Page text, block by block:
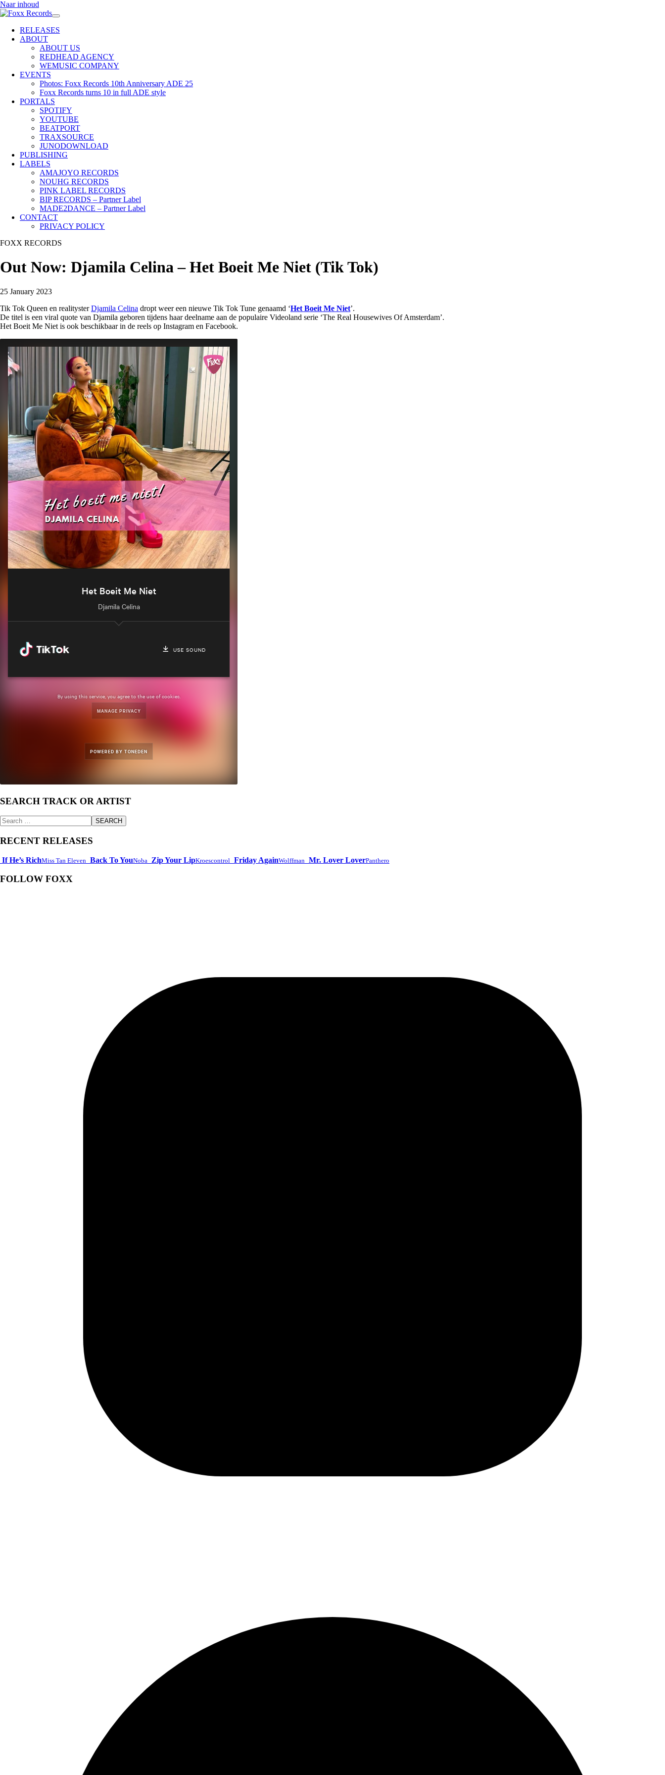
Naar inhoud
RELEASES
ABOUT
ABOUT US
REDHEAD AGENCY
WEMUSIC COMPANY
EVENTS
Photos: Foxx Records 10th Anniversary ADE 25
Foxx Records turns 10 in full ADE style
PORTALS
SPOTIFY
YOUTUBE
BEATPORT
TRAXSOURCE
JUNODOWNLOAD
PUBLISHING
LABELS
AMAJOYO RECORDS
NOUHG RECORDS
PINK LABEL RECORDS
BIP RECORDS – Partner Label
MADE2DANCE – Partner Label
CONTACT
PRIVACY POLICY
FOXX RECORDS
Out Now: Djamila Celina – Het Boeit Me Niet (Tik Tok)
25 January 2023
Tik Tok Queen en realitysterDjamila Celina dropt weer een nieuwe Tik Tok Tune genaamd ‘Het Boeit Me Niet’.
De titel is een viral quote van Djamila geboren tijdens haar deelname aan de populaire Videoland serie ‘The Real Housewives Of Amsterdam’.
Het Boeit Me Niet is ook beschikbaar in de reels op Instagram en Facebook.
SEARCH TRACK OR ARTIST
Zoeken
naar:
SEARCH
RECENT RELEASES
If He’s RichMiss Tan Eleven Back To YouNoba Zip Your LipKroescontrol Friday AgainWolffman Mr. Lover LoverPanthero
FOLLOW FOXX